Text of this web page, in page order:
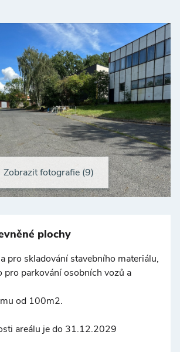
−
Zobrazit fotografie (9)
plochy
pro skladování stavebního materiálu,
pro parkování osobních vozů a
od 100m2.
areálu je do 31.12.2029